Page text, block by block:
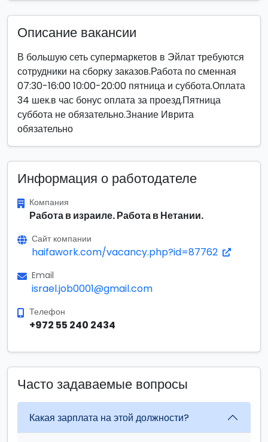
Описание вакансии
В большую сеть супермаркетов в Эйлат требуются
сотрудники на сборку заказов.Работа по сменная
07:30-16:00 10:00-20:00 пятница и суббота.Оплата
34 шек.в час бонус оплата за проезд.Пятница
суббота не обязательно.Знание Иврита
обязательно
Информация о работодателе
Компания
Работа в израиле. Работа в Нетании.
Сайт компании
haifawork.com/vacancy.php?id=87762
Email
israel.job0001@gmail.com
Телефон
+972 55 240 2434
Часто задаваемые вопросы
Какая зарплата на этой должности?